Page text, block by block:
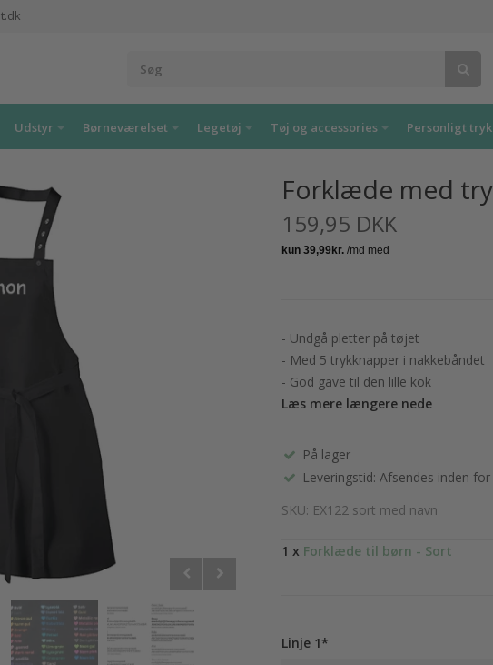
Udstyr Børneværelset Legetøj Tøj og accessories Personligt tryk
Forklæde med
159,95 DKK
- Undgå pletter på tøjet
- Med 5 trykknapper i nakkebåndet
- God gave til den lille kok
Læs mere længere nede
På lager
Leveringstid: Afsendes inden
SKU: EX122 sort med navn
1 x Forklæde til børn - Sort
Linje 1*